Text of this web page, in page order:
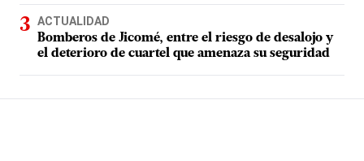
ACTUALIDAD
Bomberos de Jicomé, entre el riesgo de desalojo y
el deterioro de cuartel que amenaza su seguridad